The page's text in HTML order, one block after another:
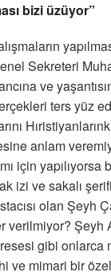
bizi üzüyor”
Sekreteri
ve
ters yüz
anlam
için
izi ve sakalı
olan Şeyh
verilmiyor? Şeyh
gibi onlarca
ve mimari bir